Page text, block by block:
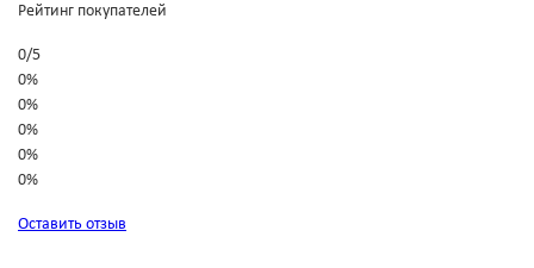
Рейтинг покупателей
0/5
0%
0%
0%
0%
0%
Оставить отзыв